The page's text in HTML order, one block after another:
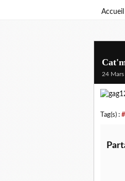
Accueil
24
Tag(s) :